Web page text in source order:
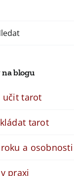
blogu
učit tarot
tarot
a osobnosti
praxi